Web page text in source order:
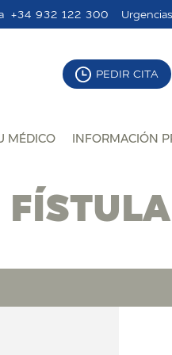
+34 932 122 300 Urgencias
PEDIR CITA
MÉDICO INFORMACIÓN